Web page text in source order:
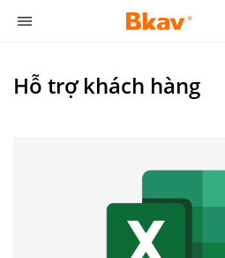
Hỗ trợ khách hàng